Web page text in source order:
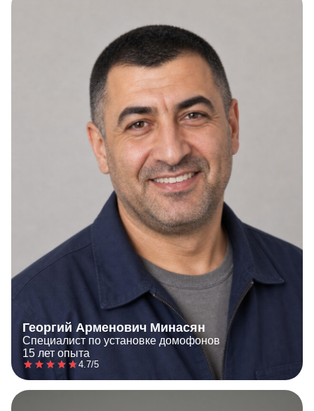
Георгий Арменович Минасян
Специалист по установке домофонов
15 лет опыта
4.7/5